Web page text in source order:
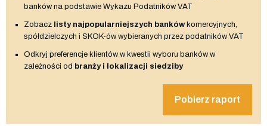
banków na podstawie Wykazu Podatników VAT
Zobacz listy najpopularniejszych bankówkomercyjnych,
spółdzielczych i SKOK-ów wybieranych przez podatników VAT
Odkryj preferencje klientów w kwestii wyboru banków w
zależności od branży i lokalizacji siedziby
Pobierz raport